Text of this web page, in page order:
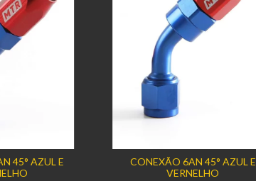
45° AZUL E
CONEXÃO 6AN 45° AZUL E
VERNELHO